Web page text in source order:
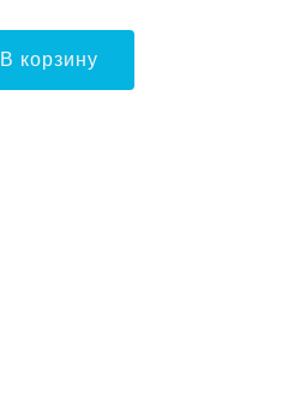
В корзину